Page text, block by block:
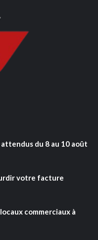
attendus du 8 au 10 août
votre facture
commerciaux à